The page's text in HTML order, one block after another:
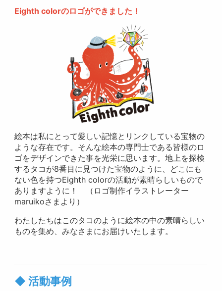
Eighth colorのロゴができました！
絵本は私にとって愛しい記憶とリンクしている宝物の
ような存在です。そんな絵本の専門士である皆様のロ
ゴをデザインできた事を光栄に思います。地上を探検
するタコが8番目に見つけた宝物のように、どこにも
ない色を持つEighth colorの活動が素晴らしいもので
ありますように！ （ロゴ制作イラストレーター
maruikoさまより）
わたしたちはこのタコのように絵本の中の素晴らしい
ものを集め、みなさまにお届けいたします。
◆ 活動事例